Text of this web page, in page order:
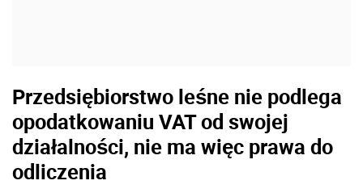
Przedsiębiorstwo leśne nie podlega
opodatkowaniu VAT od swojej
działalności, nie ma więc prawa do
odliczenia